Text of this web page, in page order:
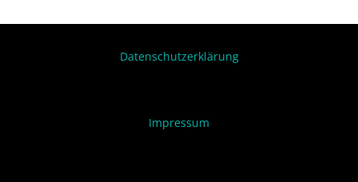
Datenschutzerklärung
Impressum